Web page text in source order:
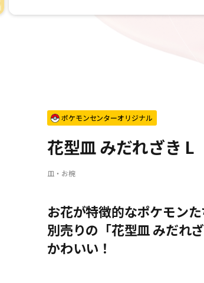
ポケモンセンターオリジナル
花型皿 みだれざき L
皿・お椀
お花が特徴的なポケモン
別売りの「花型皿 みだれ
かわいい！